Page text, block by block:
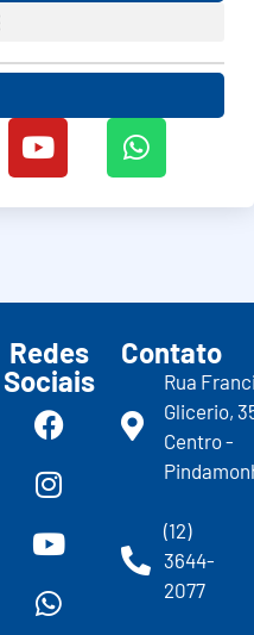
Redes
Sociais
Contato
Rua
Glicerio,
Centro -
(12)
3644-
2077